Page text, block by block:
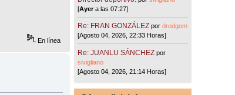
En línea
[Ayera las 07:27]
Re: FRAN GONZÁLEZ pordrodgom
[Agosto 04, 2026, 22:33 Horas]
Re: JUANLU SÁNCHEZ por
sivigliano
[Agosto 04, 2026, 21:14 Horas]